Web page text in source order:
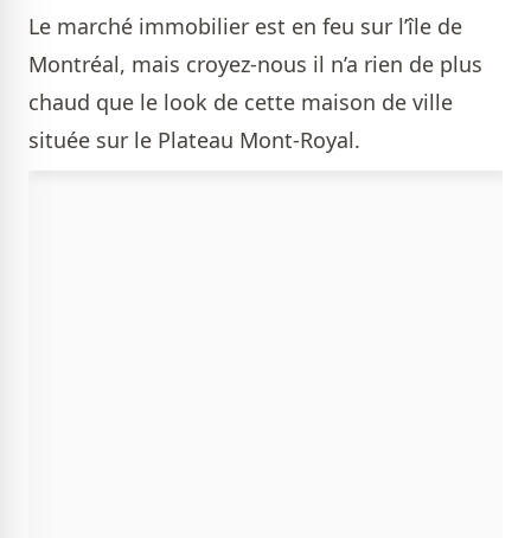
Le marché immobilier est en feu sur l’île de
Montréal, mais croyez-nous il n’a rien de plus
chaud que le look de cette maison de ville
située sur le Plateau Mont-Royal.